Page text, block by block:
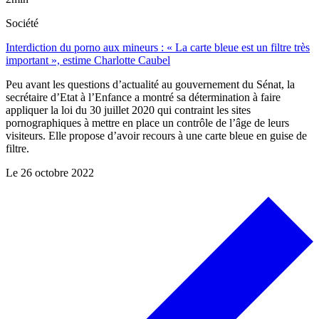
Société
Interdiction du porno aux mineurs : « La carte bleue est un filtre très
important », estime Charlotte Caubel
Peu avant les questions d’actualité au gouvernement du Sénat, la
secrétaire d’Etat à l’Enfance a montré sa détermination à faire
appliquer la loi du 30 juillet 2020 qui contraint les sites
pornographiques à mettre en place un contrôle de l’âge de leurs
visiteurs. Elle propose d’avoir recours à une carte bleue en guise de
filtre.
Le 26 octobre 2022